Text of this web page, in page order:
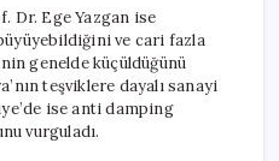
Dr. Ege Yazgan ise
ve cari fazla
genelde küçüldüğünü
teşviklere dayalı sanayi
ise anti damping
vurguladı.